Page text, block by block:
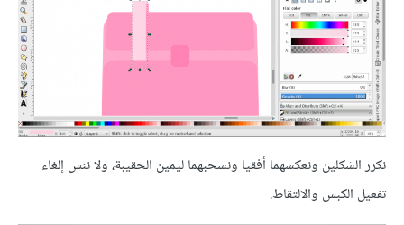
نكرر الشكلين ونعكسهما أفقيا ونسحبهما ليمين الحقيبة، ولا ننس إلغاء
تفعيل الكبس والالتقاط.